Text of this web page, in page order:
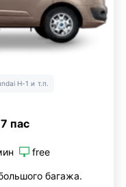
H-1 и т.п.
пас
free
багажа.